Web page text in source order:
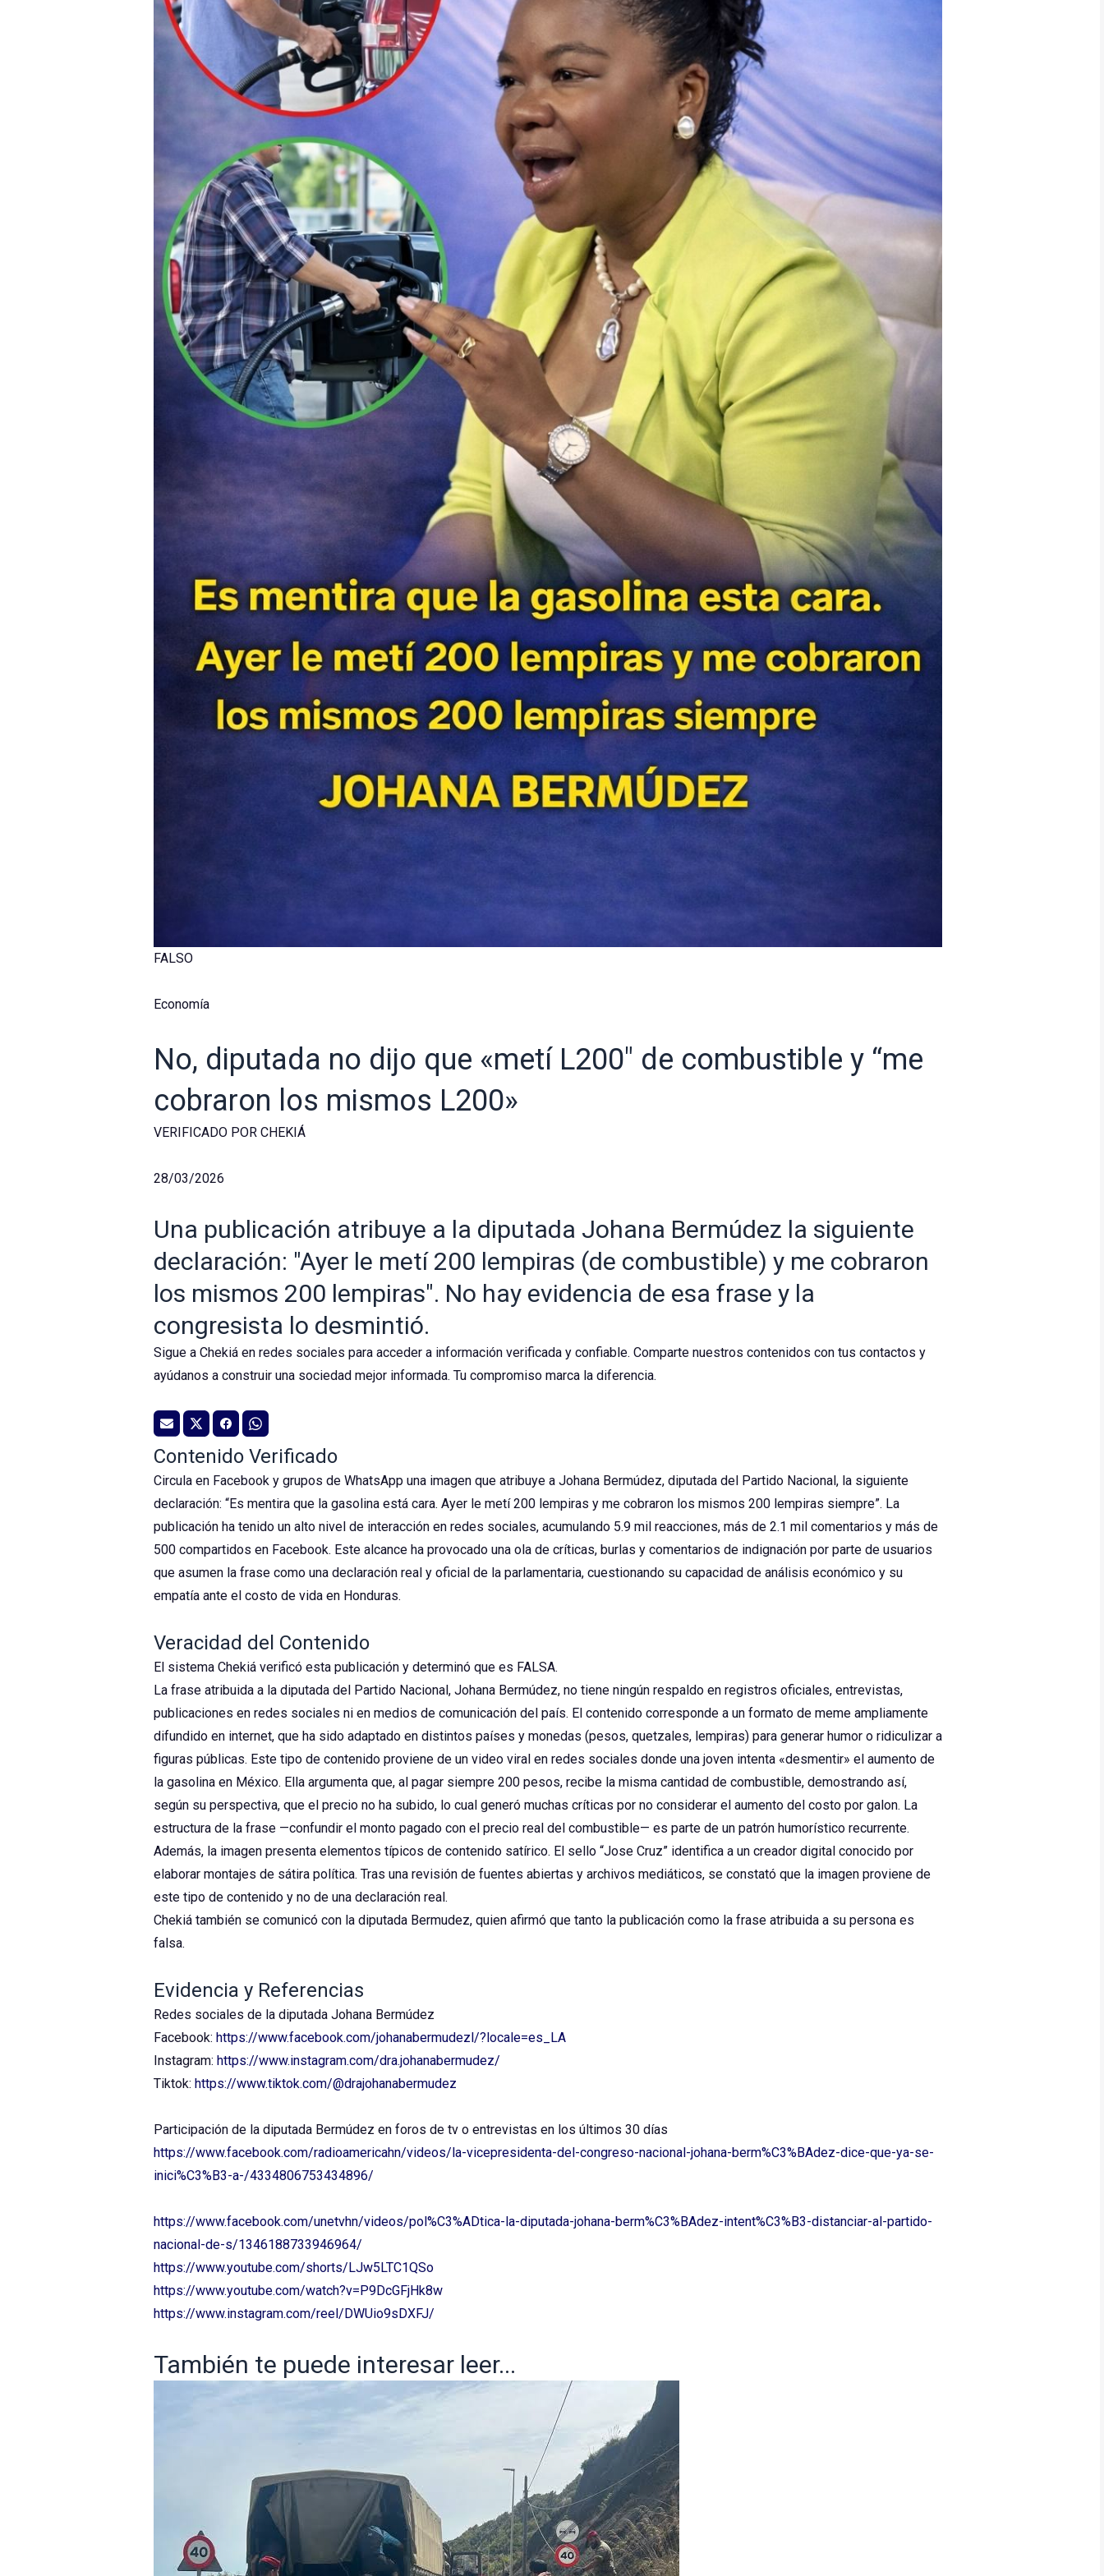
FALSO
Economía
No, diputada no dijo que «metí L200″ de combustible y “me
cobraron los mismos L200»
VERIFICADO POR CHEKIÁ
28/03/2026
Una publicación atribuye a la diputada Johana Bermúdez la siguiente
declaración: "Ayer le metí 200 lempiras (de combustible) y me cobraron
los mismos 200 lempiras". No hay evidencia de esa frase y la
congresista lo desmintió.
Sigue a Chekiá en redes sociales para acceder a información verificada y confiable. Comparte nuestros contenidos con tus contactos y
ayúdanos a construir una sociedad mejor informada. Tu compromiso marca la diferencia.
Contenido Verificado
Circula en Facebook y grupos de WhatsApp una imagen que atribuye a Johana Bermúdez, diputada del Partido Nacional, la siguiente
declaración: “Es mentira que la gasolina está cara. Ayer le metí 200 lempiras y me cobraron los mismos 200 lempiras siempre”. La
publicación ha tenido un alto nivel de interacción en redes sociales, acumulando 5.9 mil reacciones, más de 2.1 mil comentarios y más de
500 compartidos en Facebook. Este alcance ha provocado una ola de críticas, burlas y comentarios de indignación por parte de usuarios
que asumen la frase como una declaración real y oficial de la parlamentaria, cuestionando su capacidad de análisis económico y su
empatía ante el costo de vida en Honduras.
Veracidad del Contenido
El sistema Chekiá verificó esta publicación y determinó que es FALSA.
La frase atribuida a la diputada del Partido Nacional, Johana Bermúdez, no tiene ningún respaldo en registros oficiales, entrevistas,
publicaciones en redes sociales ni en medios de comunicación del país. El contenido corresponde a un formato de meme ampliamente
difundido en internet, que ha sido adaptado en distintos países y monedas (pesos, quetzales, lempiras) para generar humor o ridiculizar a
figuras públicas. Este tipo de contenido proviene de un video viral en redes sociales donde una joven intenta «desmentir» el aumento de
la gasolina en México. Ella argumenta que, al pagar siempre 200 pesos, recibe la misma cantidad de combustible, demostrando así,
según su perspectiva, que el precio no ha subido, lo cual generó muchas críticas por no considerar el aumento del costo por galon. La
estructura de la frase —confundir el monto pagado con el precio real del combustible— es parte de un patrón humorístico recurrente.
Además, la imagen presenta elementos típicos de contenido satírico. El sello “Jose Cruz” identifica a un creador digital conocido por
elaborar montajes de sátira política. Tras una revisión de fuentes abiertas y archivos mediáticos, se constató que la imagen proviene de
este tipo de contenido y no de una declaración real.
Chekiá también se comunicó con la diputada Bermudez, quien afirmó que tanto la publicación como la frase atribuida a su persona es
falsa.
Evidencia y Referencias
Redes sociales de la diputada Johana Bermúdez
Facebook: https://www.facebook.com/johanabermudezl/?locale=es_LA
Instagram: https://www.instagram.com/dra.johanabermudez/
Tiktok: https://www.tiktok.com/@drajohanabermudez
Participación de la diputada Bermúdez en foros de tv o entrevistas en los últimos 30 días
https://www.facebook.com/radioamericahn/videos/la-vicepresidenta-del-congreso-nacional-johana-berm%C3%BAdez-dice-que-ya-se-
inici%C3%B3-a-/4334806753434896/
https://www.facebook.com/unetvhn/videos/pol%C3%ADtica-la-diputada-johana-berm%C3%BAdez-intent%C3%B3-distanciar-al-partido-
nacional-de-s/1346188733946964/
https://www.youtube.com/shorts/LJw5LTC1QSo
https://www.youtube.com/watch?v=P9DcGFjHk8w
https://www.instagram.com/reel/DWUio9sDXFJ/
También te puede interesar leer...